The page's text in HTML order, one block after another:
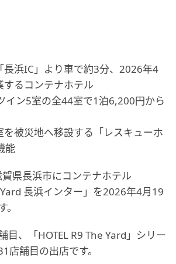
長浜IC」より車で約3分、2026年4
するコンテナホテル
イン5室の全44室で1泊6,200円から
を被災地へ移設する「レスキューホ
能
県長浜市にコンテナホテル
Yard 長浜インター」を2026年4月19
目、「HOTEL R9 The Yard」シリー
店舗目の出店です。